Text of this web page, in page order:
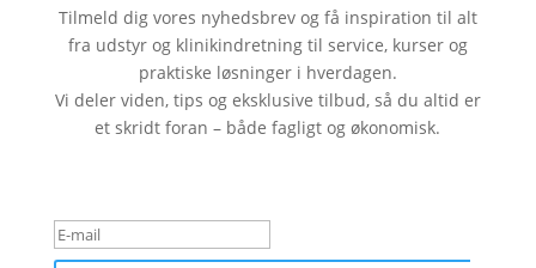
Tilmeld dig vores nyhedsbrev og få inspiration til alt
fra udstyr og klinikindretning til service, kurser og
praktiske løsninger i hverdagen.
Vi deler viden, tips og eksklusive tilbud, så du altid er
et skridt foran – både fagligt og økonomisk.